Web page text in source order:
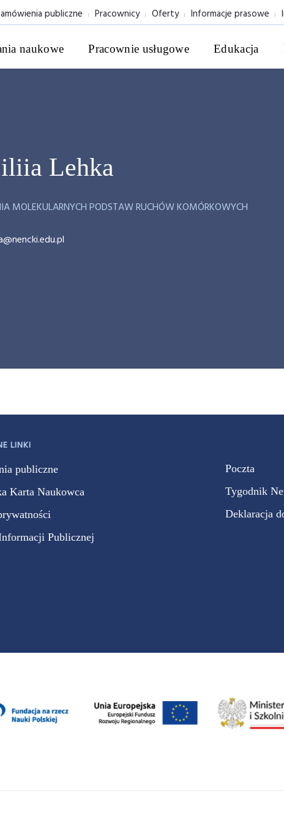
publiczne Pracownicy Oferty Informacje prasowe
naukowe Pracownie usługowe Edukacja
Lehka
MOLEKULARNYCH PODSTAW RUCHÓW KOMÓRKOWYCH
LINKI
publiczne
Karta Naukowca
Publicznej
Poczta
Tygodnik
Deklaracja